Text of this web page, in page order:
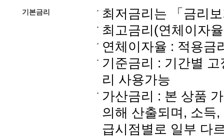
기본금리
최저금리는 「금리
최고금리(연체이자
연체이자율 : 적용금
기준금리 : 기간별
리 사용가능
가산금리 : 본 상품
의해 산출되며, 소득
급시점별로 일부 다